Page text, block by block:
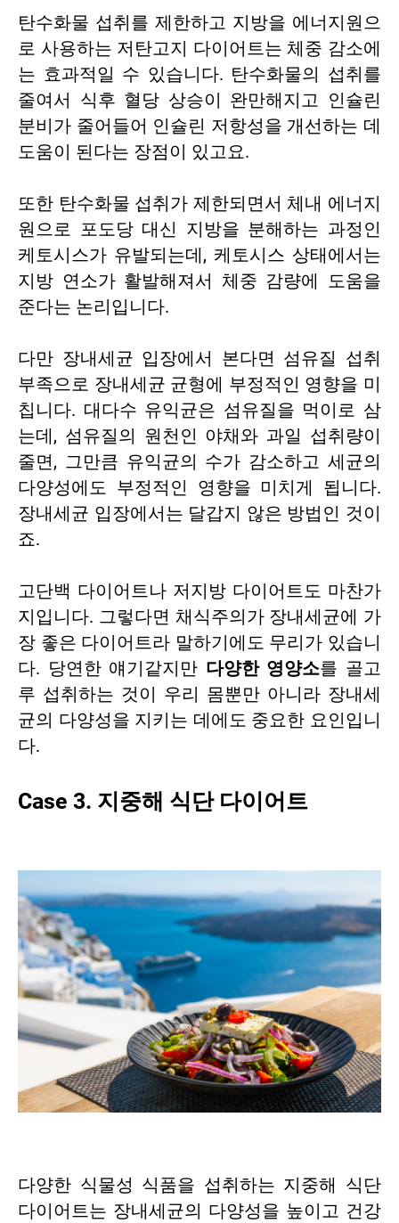
탄수화물 섭취를 제한하고 지방을 에너지원으
로 사용하는 저탄고지 다이어트는 체중 감소에
는 효과적일 수 있습니다. 탄수화물의 섭취를
줄여서 식후 혈당 상승이 완만해지고 인슐린
분비가 줄어들어 인슐린 저항성을 개선하는 데
도움이 된다는 장점이 있고요.
또한 탄수화물 섭취가 제한되면서 체내 에너지
원으로 포도당 대신 지방을 분해하는 과정인
케토시스가 유발되는데, 케토시스 상태에서는
지방 연소가 활발해져서 체중 감량에 도움을
준다는 논리입니다.
다만 장내세균 입장에서 본다면 섬유질 섭취
부족으로 장내세균 균형에 부정적인 영향을 미
칩니다. 대다수 유익균은 섬유질을 먹이로 삼
는데, 섬유질의 원천인 야채와 과일 섭취량이
줄면, 그만큼 유익균의 수가 감소하고 세균의
다양성에도 부정적인 영향을 미치게 됩니다.
장내세균 입장에서는 달갑지 않은 방법인 것이
죠.
고단백 다이어트나 저지방 다이어트도 마찬가
지입니다. 그렇다면 채식주의가 장내세균에 가
장 좋은 다이어트라 말하기에도 무리가 있습니
다. 당연한 얘기같지만 다양한 영양소를 골고
루 섭취하는 것이 우리 몸뿐만 아니라 장내세
균의 다양성을 지키는 데에도 중요한 요인입니
다.
Case 3. 지중해 식단 다이어트
다양한 식물성 식품을 섭취하는 지중해 식단
다이어트는 장내세균의 다양성을 높이고 건강